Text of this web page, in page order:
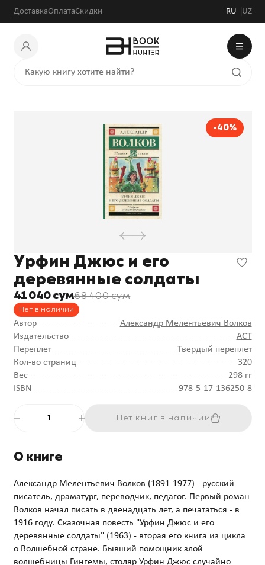
ДоставкаОплатаСкидки RU UZ
-40%
Урфин Джюс и его
деревянные солдаты
41 040 сум68 400 сум
Нет в наличии
Автор
Александр Мелентьевич Волков
Издательство
АСТ
Переплет
Твердый переплет
Кол-во страниц
320
Вес
298 гг
ISBN
978-5-17-136250-8
Нет книг в наличии
О книге
Александр Мелентьевич Волков (1891-1977) - русский
писатель, драматург, переводчик, педагог. Первый роман
Волков начал писать в двенадцать лет, а печататься - в
1916 году. Сказочная повесть "Урфин Джюс и его
деревянные солдаты" (1963) - вторая его книга из цикла
о Волшебной стране. Бывший помощник злой
волшебницы Гингемы, столяр Урфин Джюс случайно